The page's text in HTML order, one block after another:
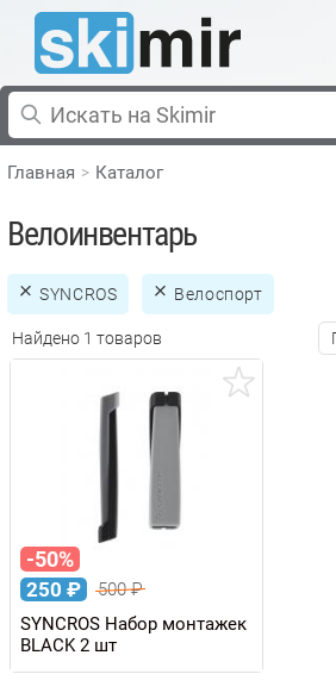
Главная Каталог
Велоинвентарь
SYNCROS Велоспорт
Найдено 1 товаров
-50%
250 ₽ 500₽
SYNCROS Набор монтажек
BLACK 2 шт